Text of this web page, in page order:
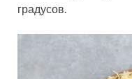
градусов.